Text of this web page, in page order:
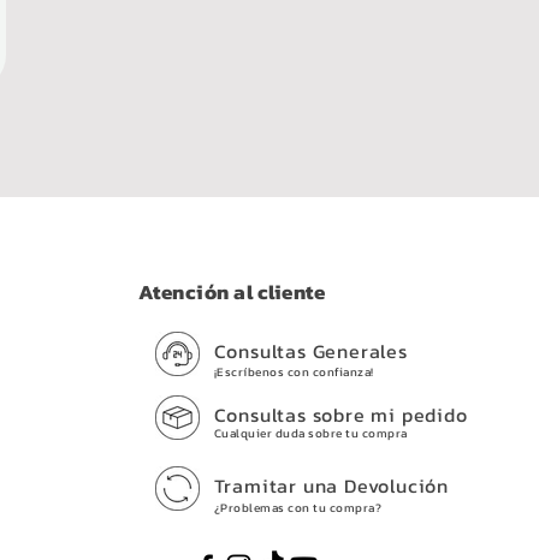
Atención al cliente
Consultas Generales
¡Escríbenos con confianza!
Consultas sobre mi pedido
Cualquier duda sobre tu compra
Tramitar una Devolución
¿Problemas con tu compra?